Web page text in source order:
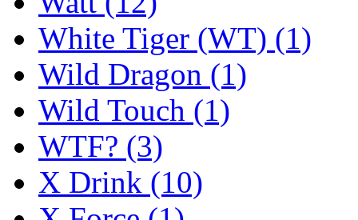
White Tiger (WT) (1)
Wild Dragon (1)
Wild Touch (1)
WTF? (3)
X Drink (10)